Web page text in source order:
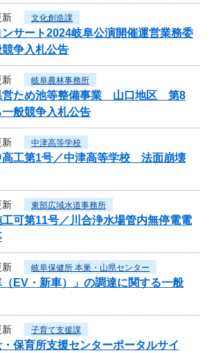
新 文化創造課
ンサート2024岐阜公演開催運営業務委
争入札公告
新 岐阜農林事務所
営ため池等整備事業 山口地区 第8
般競争入札公告
新 中津高等学校
高工第1号／中津高等学校 法面崩壊
新 東部広域水道事務所
工可第11号／川合浄水場管内無停電電
新 岐阜保健所 本巣・山県センター
（EV・新車）」の調達に関する一般
新 子育て支援課
・保育所支援センターポータルサイ